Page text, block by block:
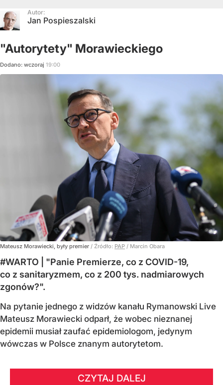
Autor:
Jan Pospieszalski
"Autorytety" Morawieckiego
Dodano: wczoraj 19:00
Mateusz Morawiecki, były premier / Źródło: PAP / Marcin Obara
#WARTO | "Panie Premierze, co z COVID-19,
co z sanitaryzmem, co z 200 tys. nadmiarowych
zgonów?".
Na pytanie jednego z widzów kanału Rymanowski Live
Mateusz Morawiecki odparł, że wobec nieznanej
epidemii musiał zaufać epidemiologom, jedynym
wówczas w Polsce znanym autorytetom.
CZYTAJ DALEJ